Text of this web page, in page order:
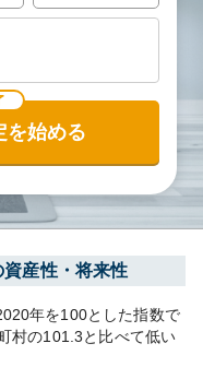
を始める
産性・将来性
年を100とした指数で
村の101.3と比べて低い